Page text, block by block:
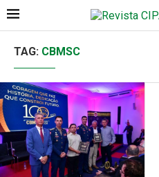
TAG: CBMSC